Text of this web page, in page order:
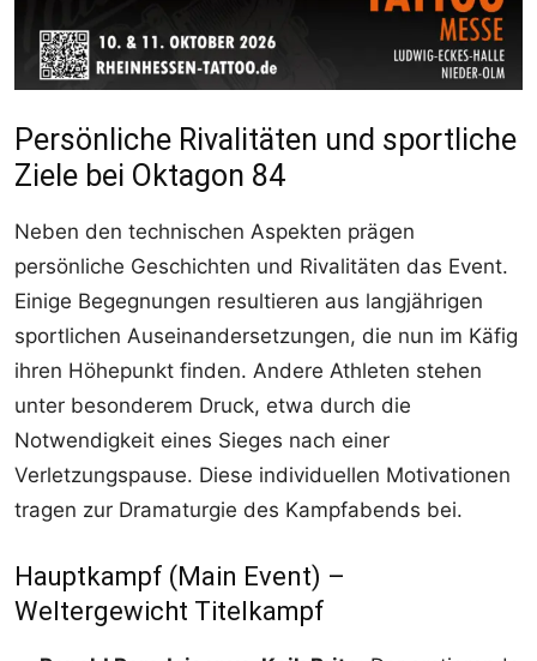
Persönliche Rivalitäten und sportliche
Ziele bei Oktagon 84
Neben den technischen Aspekten prägen
persönliche Geschichten und Rivalitäten das Event.
Einige Begegnungen resultieren aus langjährigen
sportlichen Auseinandersetzungen, die nun im Käfig
ihren Höhepunkt finden. Andere Athleten stehen
unter besonderem Druck, etwa durch die
Notwendigkeit eines Sieges nach einer
Verletzungspause. Diese individuellen Motivationen
tragen zur Dramaturgie des Kampfabends bei.
Hauptkampf (Main Event) –
Weltergewicht Titelkampf